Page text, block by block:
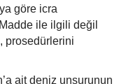
göre icra
ile ilgili değil
prosedürlerini
ait deniz unsurunun